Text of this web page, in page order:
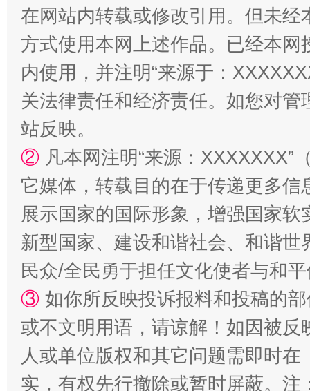
在网站内转载或修改引用。但未
方式使用本网上述作品。已经本
内使用，并注明“来源于：
关法律责任和经济责任。如您对
站反映。
② 凡本网注明“来源：
它媒体，转载目的在于传递更多
展示国家的国际形象，增强国家
新型国家、建设和谐社会、和谐
民众/全民勇于担任文化使者与和
③ 如你所反映投诉报料和投稿的
或不文明用语，请谅解！如因被
人或单位版权和其它问题需即时在
实，有权先行撤除或暂时屏蔽。